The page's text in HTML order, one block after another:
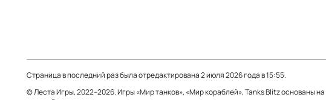
Страница в последний раз была отредактирована 2 июля 2026 года в 15:55.
© Леста Игры, 2022–2026. Игры «Мир танков», «Мир кораблей», Tanks Blitz основаны